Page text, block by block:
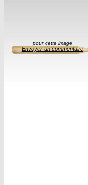
pour cette image
Envoyer un commentaire